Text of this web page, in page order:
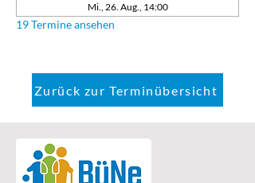
Mi., 26. Aug., 14:00
19 Termine ansehen
Zurück zur Terminübersicht